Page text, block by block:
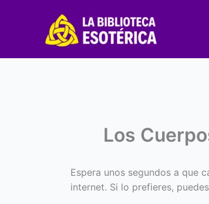
Los
Espera unos segundos a que
internet. Si lo prefieres,